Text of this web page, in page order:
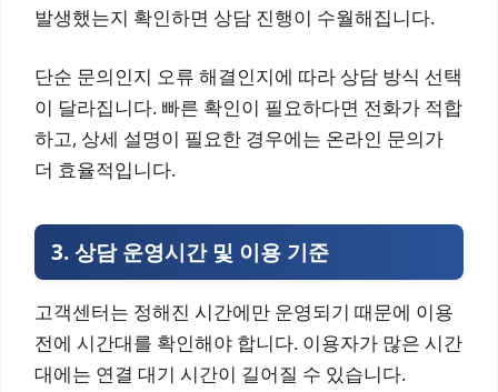
발생했는지 확인하면 상담 진행이 수월해집니다.
단순 문의인지 오류 해결인지에 따라 상담 방식 선택
이 달라집니다. 빠른 확인이 필요하다면 전화가 적합
하고, 상세 설명이 필요한 경우에는 온라인 문의가
더 효율적입니다.
3. 상담 운영시간 및 이용 기준
고객센터는 정해진 시간에만 운영되기 때문에 이용
전에 시간대를 확인해야 합니다. 이용자가 많은 시간
대에는 연결 대기 시간이 길어질 수 있습니다.